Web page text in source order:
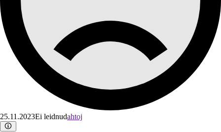
25.11.2023Ei leidnudahtoj